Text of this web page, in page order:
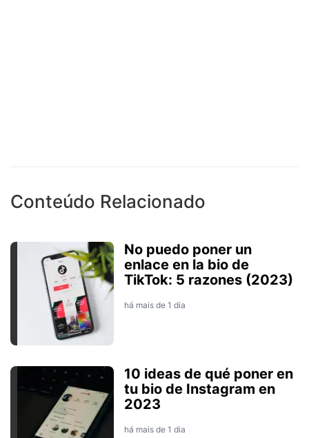
Conteúdo Relacionado
No puedo poner un
enlace en la bio de
TikTok: 5 razones (2023)
há mais de 1 dia
10 ideas de qué poner en
tu bio de Instagram en
2023
há mais de 1 dia